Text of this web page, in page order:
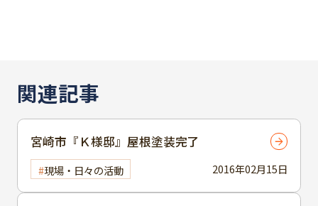
関連記事
2016年02月15日
宮崎市『Ｋ様邸』屋根塗装完了
現場・日々の活動